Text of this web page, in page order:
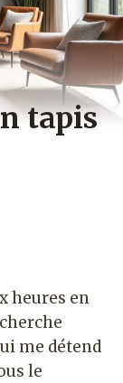
tapis
heures en
me détend
le